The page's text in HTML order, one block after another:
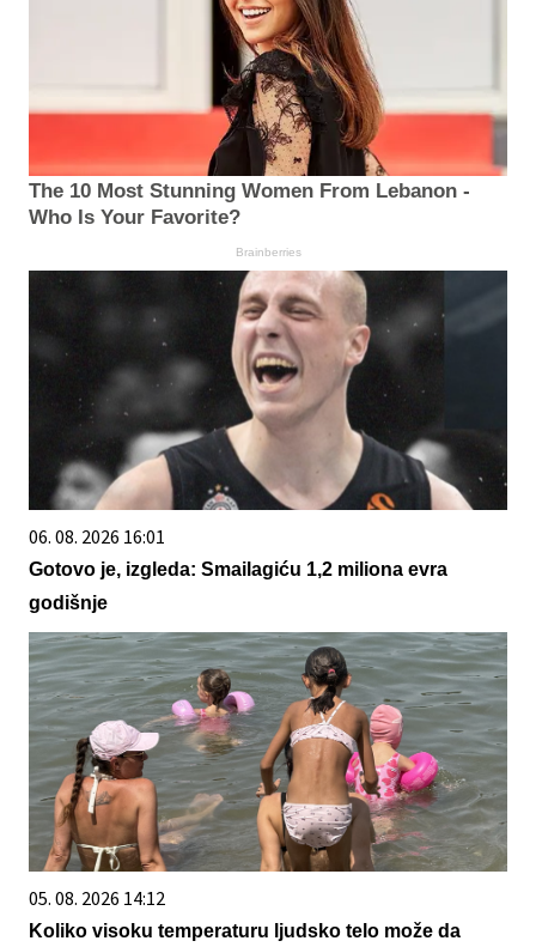
The 10 Most Stunning Women From Lebanon -
Who Is Your Favorite?
Brainberries
06. 08. 2026 16:01
Gotovo je, izgleda: Smailagiću 1,2 miliona evra
godišnje
05. 08. 2026 14:12
Koliko visoku temperaturu ljudsko telo može da